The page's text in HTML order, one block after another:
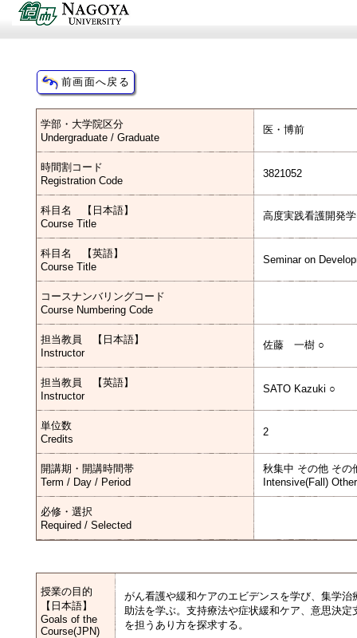
学部・大学院区分
Undergraduate / Graduate
医・博前
時間割コード
Registration Code
3821052
科目名 【日本語】
Course Title
高度実践看護開発
科目名 【英語】
Course Title
Seminar on
コースナンバリングコード
Course Numbering Code
担当教員 【日本語】
Instructor
佐藤 一樹 ○
担当教員 【英語】
Instructor
SATO Kazuki ○
単位数
Credits
2
開講期・開講時間帯
Term / Day / Period
秋集中 その他 その
Intensive(Fall)
必修・選択
Required / Selected
授業の目的
【日本語】
Goals of the
Course(JPN)
がん看護や緩和ケアのエビデンスを学び、集学
助法を学ぶ。支持療法や症状緩和ケア、意思決
を担うあり方を探求する。